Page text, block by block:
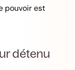
pouvoir est
détenu